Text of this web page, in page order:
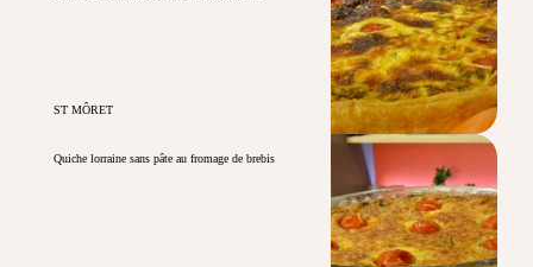
ST MÔRET
Quiche lorraine sans pâte au fromage de brebis